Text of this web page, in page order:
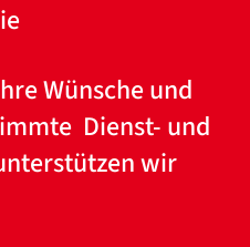
Wünsche und
Dienst- und
wir